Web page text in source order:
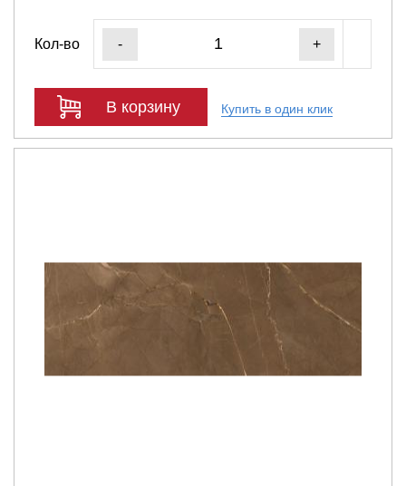
Кол-во - +
В корзину Купить в один клик